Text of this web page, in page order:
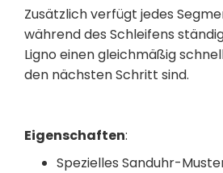
Zusätzlich verfügt jedes
während des Schleifens
Ligno einen gleichmäßig
den nächsten Schritt sind.
Eigenschaften:
Spezielles Sanduhr-